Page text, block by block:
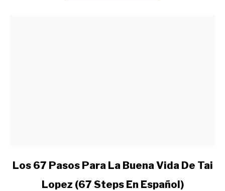
link
Los 67 Pasos Para La Buena Vida De Tai
Lopez (67 Steps En Español)